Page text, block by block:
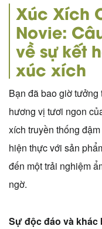
Xúc Xích
Novie:
về sự kết
xúc xích
Bạn đã bao giờ
hương vị tươi ngon
xích truyền thống
hiện thực với sản
đến một trải nghiệm
ngờ.
Sự độc đáo và khác